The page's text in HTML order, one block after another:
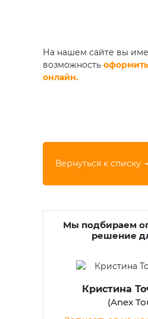
Мы подбираем
решение
Кристина
(Anex
На нашем сайте вы
возможность
онлайн.
Вернуться к списку